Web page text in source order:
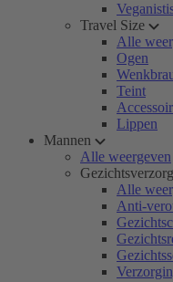
Travel Size
Alle
Ogen
Teint
Lippen
Mannen
Alle weergeven
Alle
Anti-